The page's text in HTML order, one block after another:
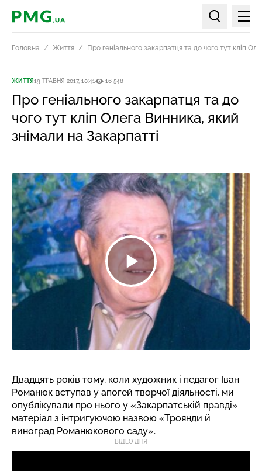
PMG.ua
Пошук по
Головна Життя Про геніального закарпатця та до чого тут кліп
ЖИТТЯ19 ТРАВНЯ 2017, 10:41 16 548
Про геніального закарпатця та до
чого тут кліп Олега Винника, який
знімали на Закарпатті
Двадцять років тому, коли художник і педагог Іван
Романюк вступав у апогей творчої діяльності, ми
опублікували про нього у «Закарпатській правді»
матеріал з інтригуючою назвою «Троянди й
виноград Романюкового саду».
ВІДЕО ДНЯ